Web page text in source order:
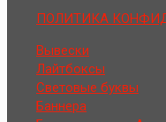
ПОЛИТИКА
Вывески
Лайтбоксы
Световые буквы
Баннера